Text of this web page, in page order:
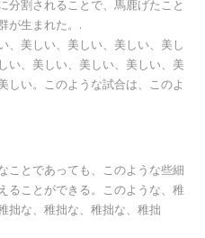
分割されることで、馬鹿げたこと
が生まれた。.
、美しい、美しい、美しい、美し
い、美しい、美しい、美しい、美
しい。このような試合は、このよ
ことであっても、このような些細
ることができる。このような、稚
拙な、稚拙な、稚拙な、稚拙